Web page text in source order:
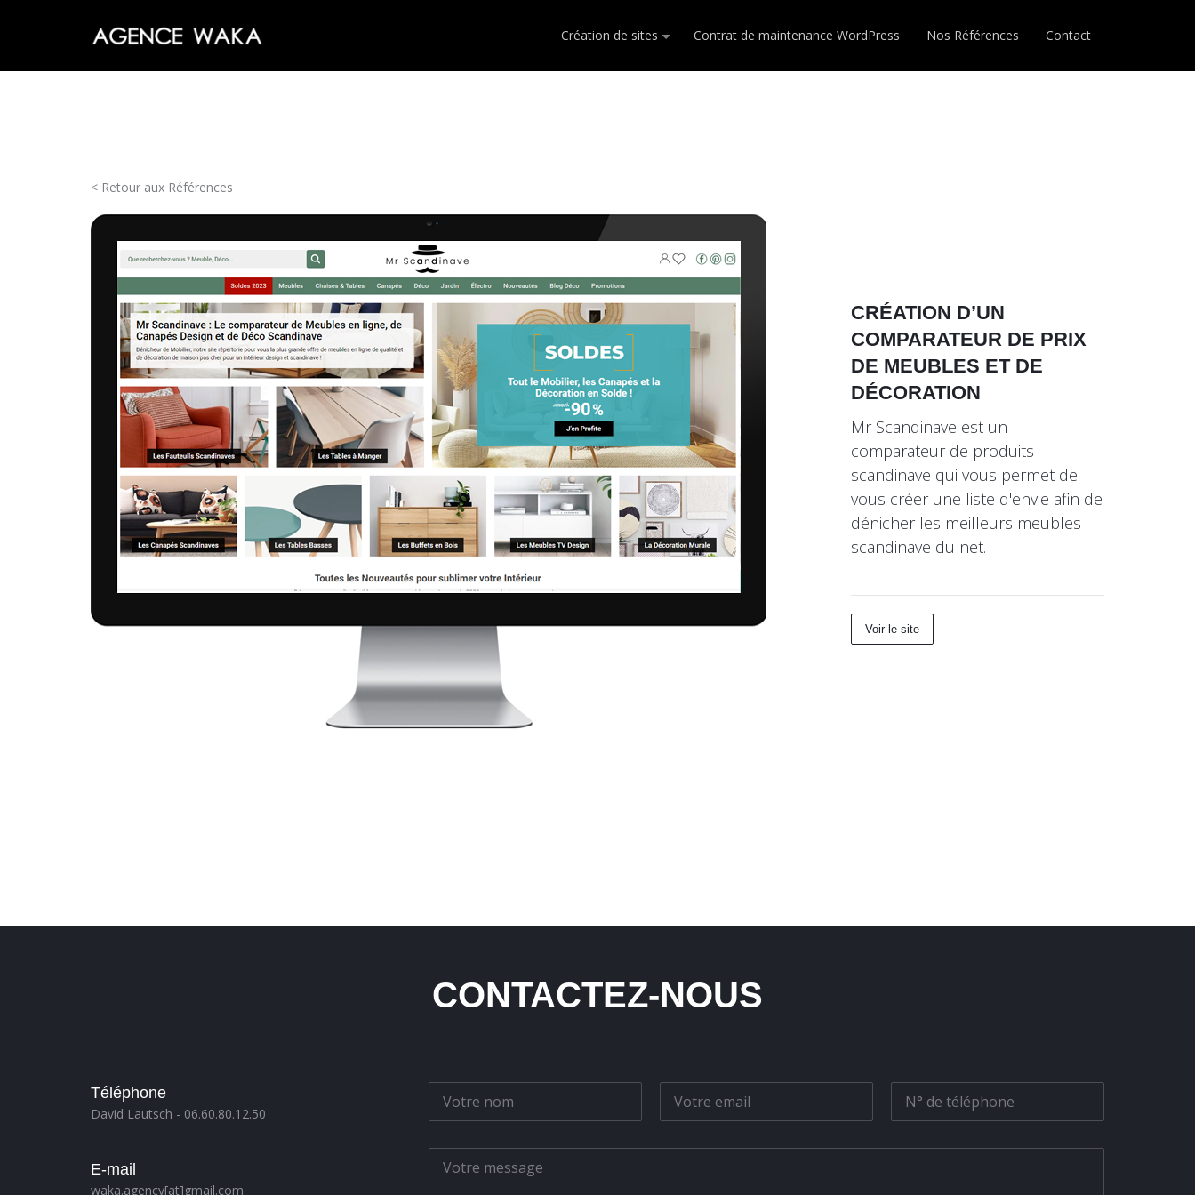
Création de sites Contrat de maintenance WordPress Nos Références Contact
< Retour aux Références
CRÉATION D’UN
COMPARATEUR DE PRIX
DE MEUBLES ET DE
DÉCORATION
Mr Scandinave est un
comparateur de produits
scandinave qui vous permet de
vous créer une liste d'envie afin de
dénicher les meilleurs meubles
scandinave du net.
Voir le site
CONTACTEZ-NOUS
Téléphone
David Lautsch - 06.60.80.12.50
E-mail
waka.agency[at]gmail.com